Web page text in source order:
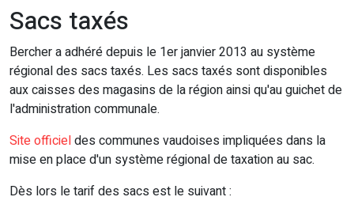
Sacs taxés
Bercher a adhéré depuis le 1er janvier 2013 au système
régional des sacs taxés. Les sacs taxés sont disponibles
aux caisses des magasins de la région ainsi qu'au guichet de
l'administration communale.
Site officieldes communes vaudoises impliquées dans la
mise en place d'un système régional de taxation au sac.
Dès lors le tarif des sacs est le suivant :